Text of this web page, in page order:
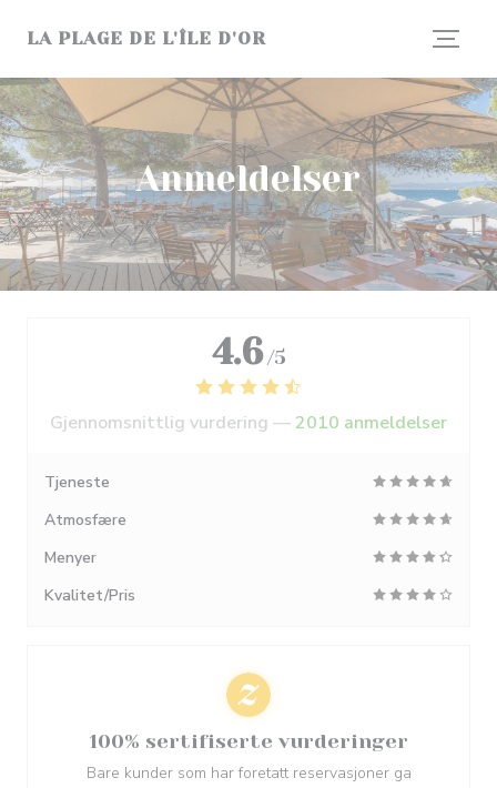
LA PLAGE DE L'ÎLE D'OR
Anmeldelser
4.6 /5
Gjennomsnittlig vurdering — 2010 anmeldelser
Tjeneste
Atmosfære
Menyer
Kvalitet/Pris
100% sertifiserte vurderinger
Bare kunder som har foretatt reservasjoner ga